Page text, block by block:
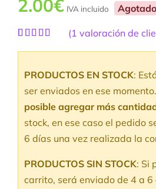
2.00€ IVA incluido Agotado
valoración
(1 valoración de
PRODUCTOS EN STOCK:
ser enviados en ese
posible agregar más
stock, en ese caso el pedido
6 días una vez realizada la
PRODUCTOS SIN STOCK: Si
carrito, será enviado de 4 a 6